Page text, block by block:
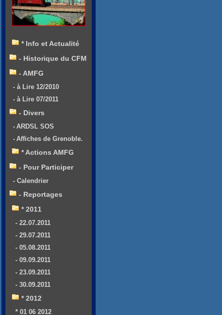
* Info et Actualité
- Historique du CFM
- AMFG
- à Lire 12/2010
- à Lire 07/2011
- Divers
- ARDSL SOS
- Affiches de Grenoble.
* Actions AMFG
- Pour Participer
- Calendrier
- Reportages
* 2011
- 22.07.2011
- 29.07.2011
- 05.08.2011
- 09.09.2011
- 23.09.2011
- 30.09.2011
* 2012
* 01 06 2012